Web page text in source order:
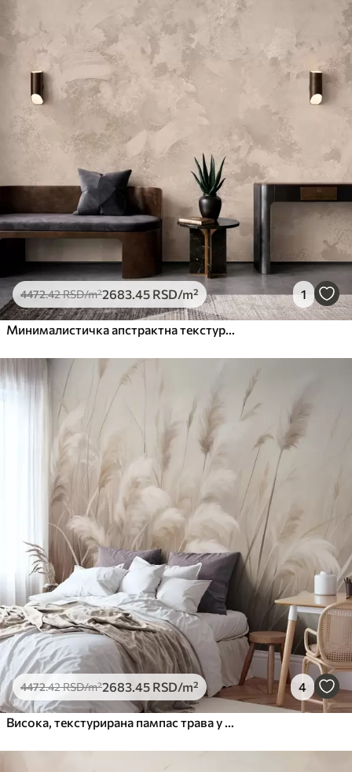
4472.42RSD/m²2683 .45 RSD/m² 1
4472.42RSD/m²2683 .45 RSD/m² 4